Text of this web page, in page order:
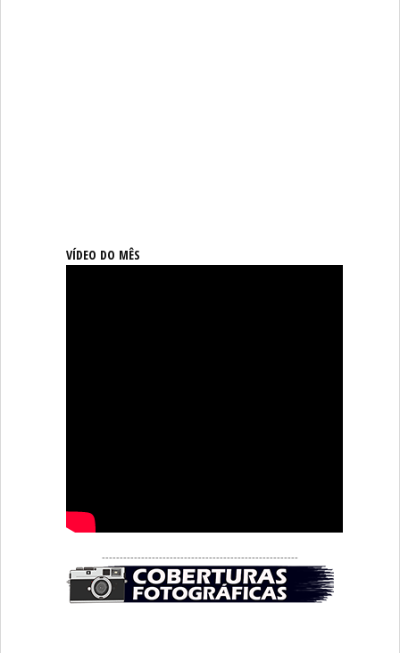
VÍDEO DO MÊS
-------------------------------------------------------